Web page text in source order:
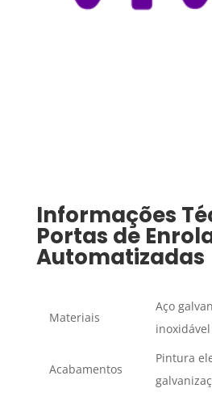
Informações
Portas de
Automatizadas
Materiais
Aço
Acabamentos
Pintura